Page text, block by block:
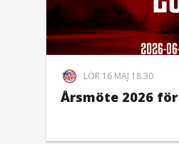
LÖR 16 MAJ 18:30
Årsmöte 2026 för